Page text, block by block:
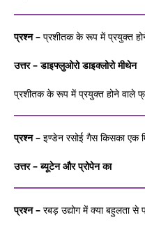
प्रश्न – प्रशीतक के रूप में प्रयुक्त
उत्तर – डाइफ्लुओरो डाइक्‍लोरो मीथेन
प्रशीतक के रूप में प्रयुक्त होने वाले
प्रश्न – इण्‍डेन रसोई गैस किसका एक
उत्तर – ब्‍यूटेन और प्रोपेन का
प्रश्न – रबड़ उद्योग में क्या बहुलता से